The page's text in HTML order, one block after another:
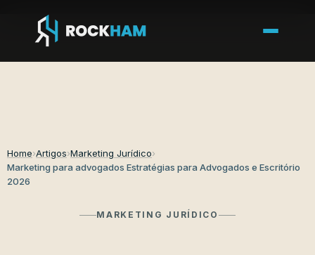
Home›Artigos›Marketing Jurídico›
Marketing para advogados Estratégias para Advogados e Escritório
2026
MARKETING JURÍDICO